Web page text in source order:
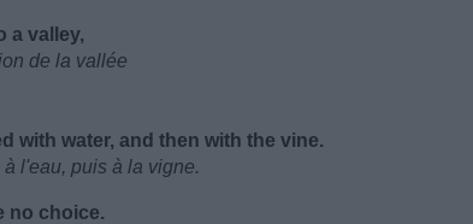
a valley,
de la vallée
with water, and then with the vine.
l'eau, puis à la vigne.
no choice.